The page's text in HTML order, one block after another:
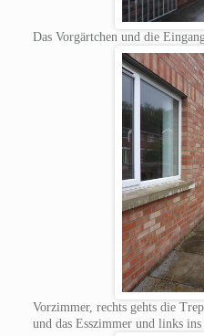
Das Vorgärtchen und die
Vorzimmer, rechts gehts die
und das Esszimmer und links